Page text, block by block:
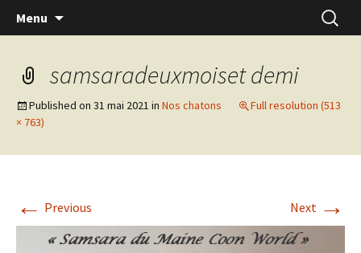
Menu
samsaradeuxmoiset demi
Published on 31 mai 2021 in Nos chatons
Full resolution (513
× 763)
← Previous Next →